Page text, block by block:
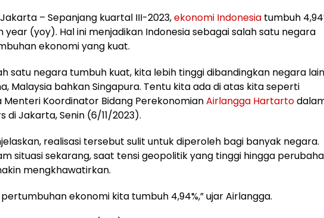
– Sepanjang kuartal III-2023,ekonomi Indonesia tumbuh
year (yoy). Hal ini menjadikan Indonesia sebagai salah satu negara
ekonomi yang kuat.
satu negara tumbuh kuat, kita lebih tinggi dibandingkan negara lain
Malaysia bahkan Singapura. Tentu kita ada di atas kita seperti
Menteri Koordinator Bidang PerekonomianAirlangga Hartarto
di Jakarta, Senin (6/11/2023).
realisasi tersebut sulit untuk diperoleh bagi banyak negara.
situasi sekarang, saat tensi geopolitik yang tinggi hingga
mengkhawatirkan.
ekonomi kita tumbuh 4,94%,” ujar Airlangga.